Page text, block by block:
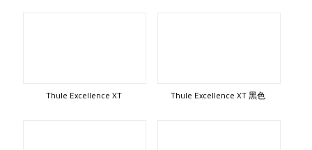
Thule Excellence XT Thule Excellence XT 黑色